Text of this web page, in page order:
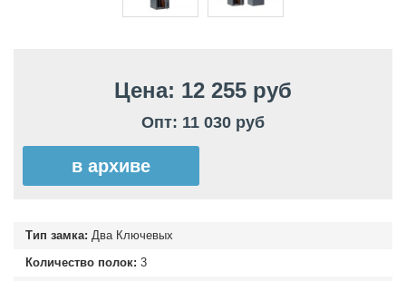
Цена: 12 255 руб
Опт: 11 030 руб
в архиве
Тип замка: Два Ключевых
Количество полок: 3